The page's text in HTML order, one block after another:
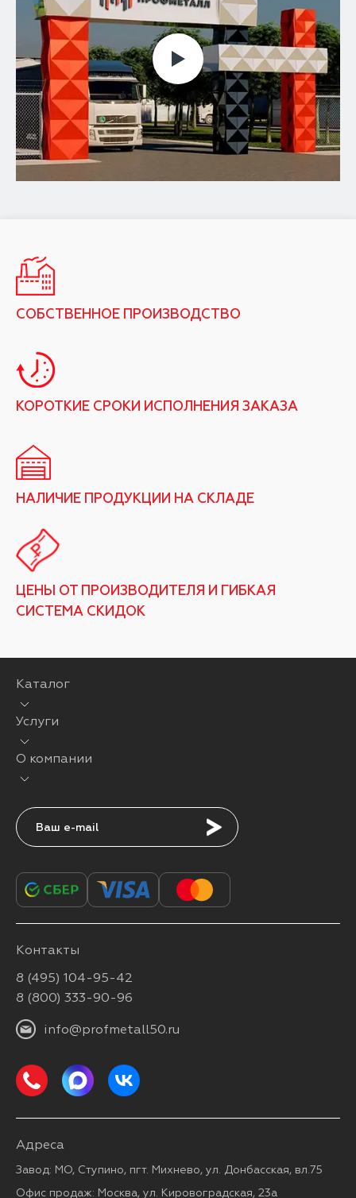
СОБСТВЕННОЕ ПРОИЗВОДСТВО
КОРОТКИЕ СРОКИ ИСПОЛНЕНИЯ ЗАКАЗА
НАЛИЧИЕ ПРОДУКЦИИ НА СКЛАДЕ
ЦЕНЫ ОТ ПРОИЗВОДИТЕЛЯ И ГИБКАЯ
СИСТЕМА СКИДОК
Каталог
Услуги
О компании
Подписаться
Контакты
8 (495) 104-95-42
8 (800) 333-90-96
info@profmetall50.ru
Адреса
Завод: МО, Ступино, пгт. Михнево, ул. Донбасская, вл.75
Офис продаж: Москва, ул. Кировоградская, 23а